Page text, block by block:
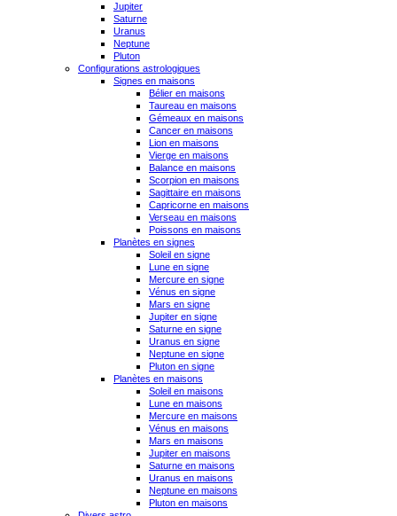
Jupiter
Saturne
Uranus
Neptune
Pluton
Configurations astrologiques
Signes en maisons
Bélier en maisons
Taureau en maisons
Gémeaux en maisons
Cancer en maisons
Lion en maisons
Vierge en maisons
Balance en maisons
Scorpion en maisons
Sagittaire en maisons
Capricorne en maisons
Verseau en maisons
Poissons en maisons
Planètes en signes
Soleil en signe
Lune en signe
Mercure en signe
Vénus en signe
Mars en signe
Jupiter en signe
Saturne en signe
Uranus en signe
Neptune en signe
Pluton en signe
Planètes en maisons
Soleil en maisons
Lune en maisons
Mercure en maisons
Vénus en maisons
Mars en maisons
Jupiter en maisons
Saturne en maisons
Uranus en maisons
Neptune en maisons
Pluton en maisons